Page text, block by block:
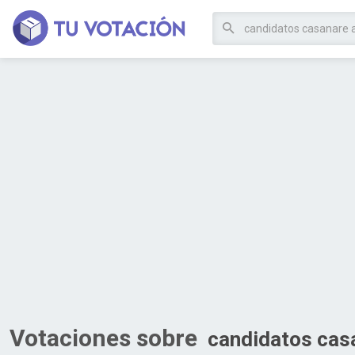
Votaciones sobre